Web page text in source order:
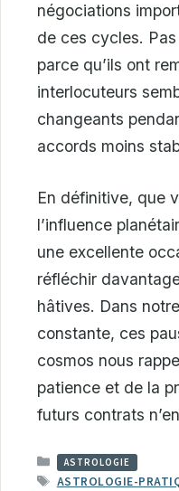
négociations
de ces cycles.
parce qu’ils ont
interlocuteurs
changeants
accords moins
En définitive, que
l’influence
une excellente
réfléchir
hâtives. Dans
constante, ces
cosmos nous
patience et de la
futurs contrats
CATÉGORIES
ASTROLOGIE
ÉTIQUETTES
ASTROLOGIE-